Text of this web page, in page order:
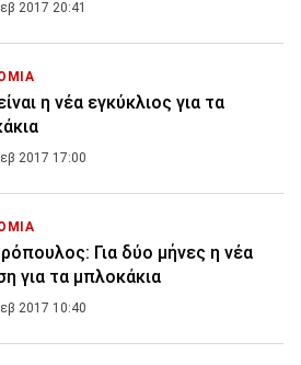
2017 20:41
η νέα εγκύκλιος για τα
2017 17:00
Για δύο μήνες η νέα
για τα μπλοκάκια
2017 10:40